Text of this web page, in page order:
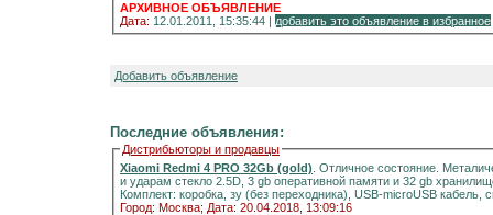
АРХИВНОЕ ОБЪЯВЛЕНИЕ
Дата: 12.01.2011, 15:35:44 | добавить это объявление в избранное
Добавить объявление
Последние объявления:
Дистрибьюторы и продавцы
Xiaomi Redmi 4 PRO 32Gb (gold) . Отличное состояние.
и ударам стекло 2.5D, 3 gb оперативной памяти и 32 gb
Комплект: коробка, зу (без переходника), USB-microUSB
Город: Москва; Дата: 20.04.2018, 13:09:16